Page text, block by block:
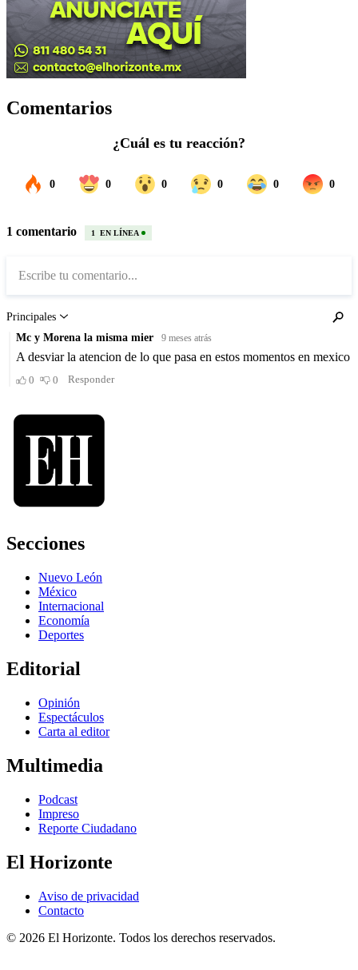
Comentarios
Secciones
Nuevo León
México
Internacional
Economía
Deportes
Editorial
Opinión
Espectáculos
Carta al editor
Multimedia
Podcast
Impreso
Reporte Ciudadano
El Horizonte
Aviso de privacidad
Contacto
© 2026 El Horizonte. Todos los derechos reservados.